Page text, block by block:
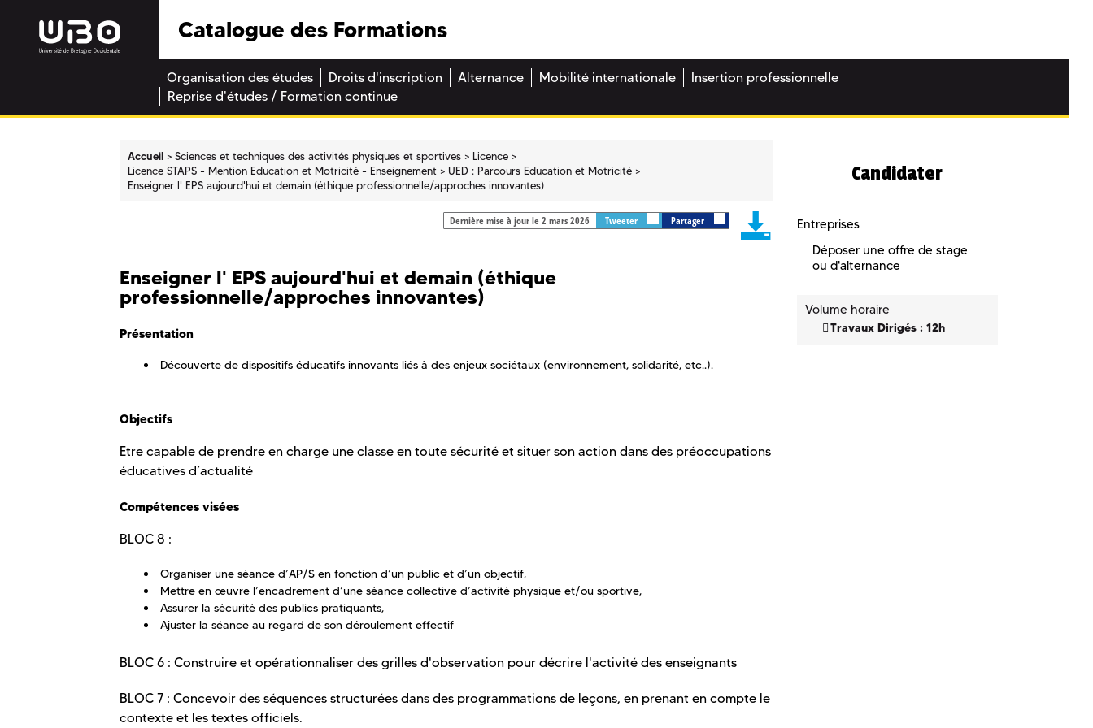
Catalogue des Formations
Organisation des études Droits d'inscription Alternance Mobilité internationale
Insertion professionnelle
Reprise d'études / Formation continue
Accueil Sciences et techniques des activités physiques et sportives
Licence
Licence STAPS - Mention Education et Motricité - Enseignement
UED : Parcours Education et Motricité
Enseigner l' EPS aujourd'hui et demain (éthique professionnelle/approches innovantes)
Dernière mise à jour le 2 mars 2026 Tweeter Partager
Enseigner l' EPS aujourd'hui et demain (éthique
professionnelle/approches innovantes)
Présentation
Découverte de dispositifs éducatifs innovants liés à des enjeux sociétaux (environnement, solidarité, etc..).
Objectifs
Etre capable de prendre en charge une classe en toute sécurité et situer son action dans des préoccupations
éducatives d’actualité
Compétences visées
BLOC 8 :
Organiser une séance d’AP/S en fonction d’un public et d’un objectif,
Mettre en œuvre l’encadrement d’une séance collective d’activité physique et/ou sportive,
Assurer la sécurité des publics pratiquants,
Ajuster la séance au regard de son déroulement effectif
BLOC 6 : Construire et opérationnaliser des grilles d'observation pour décrire l'activité des enseignants
BLOC 7 : Concevoir des séquences structurées dans des programmations de leçons, en prenant en compte le
contexte et les textes officiels.
Candidater
Entreprises
Déposer une offre de stage
ou d'alternance
Volume horaire
Travaux Dirigés : 12h